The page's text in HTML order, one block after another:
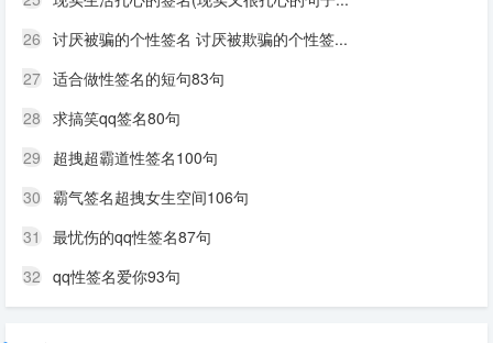
26 讨厌被骗的个性签名 讨厌被欺骗的个性签...
27 适合做性签名的短句83句
28 求搞笑qq签名80句
29 超拽超霸道性签名100句
30 霸气签名超拽女生空间106句
31
最忧伤的qq性签名87句
32 qq性签名爱你93句